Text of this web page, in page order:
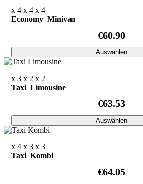
x 4 x 4 x 4
Economy Minivan
€60.90
Auswählen
x 3 x 2 x 2
Taxi Limousine
€63.53
Auswählen
x 4 x 3 x 3
Taxi Kombi
€64.05